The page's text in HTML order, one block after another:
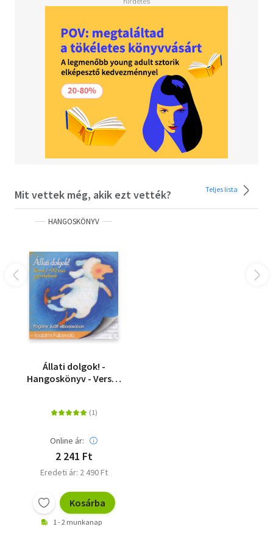
Mit vettek még, akik ezt vették? Teljes lista
HANGOSKÖNYV
Állati dolgok! -
Hangoskönyv - Versek
Online ár:
2 241 Ft
Eredeti ár: 2 490 Ft
Kosárba
1 - 2 munkanap